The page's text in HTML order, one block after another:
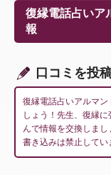
ー
シ
ョ
復縁電話占いア
報
口コミを投
復縁電話占いアルマン
しょう！先生、復縁
んで情報を交換しま
書き込みは禁止してい